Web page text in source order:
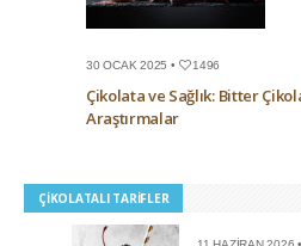
30 OCAK 2025 • 1496
Çikolata ve Sağlık: Bitter
Araştırmalar
ÇIKOLATALI TARIFLER